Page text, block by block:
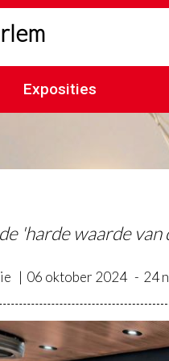
Exposities
'harde waarde van
06 oktober 2024 24